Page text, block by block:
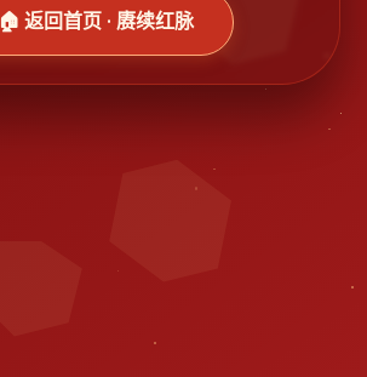
🏠 返回首页 · 赓续红脉